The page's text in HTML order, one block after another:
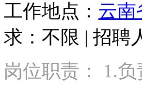
工作地点： 云南
求：不限 | 招聘
岗位职责： 1.